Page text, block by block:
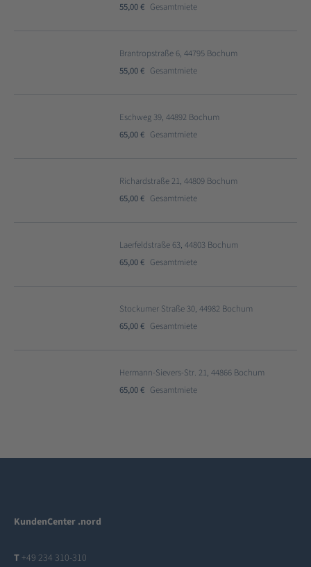
55,00 € Gesamtmiete
Brantropstraße 6, 44795 Bochum
55,00 € Gesamtmiete
Eschweg 39, 44892 Bochum
65,00 € Gesamtmiete
Richardstraße 21, 44809 Bochum
65,00 € Gesamtmiete
Laerfeldstraße 63, 44803 Bochum
65,00 € Gesamtmiete
Stockumer Straße 30, 44982 Bochum
65,00 € Gesamtmiete
Hermann-Sievers-Str. 21, 44866 Bochum
65,00 € Gesamtmiete
KundenCenter .nord
T +49 234 310-310